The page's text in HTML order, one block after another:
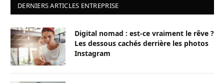
DERNIERS ARTICLES ENTREPRISE
Digital nomad : est-ce vraiment le rêve ?
Les dessous cachés derrière les photos
Instagram